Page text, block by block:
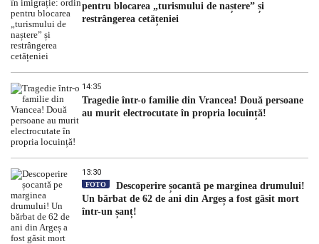
pentru blocarea „turismului de naștere” și
restrângerea cetățeniei
14:35
Tragedie într-o familie din Vrancea! Două persoane
au murit electrocutate în propria locuință!
13:30
FOTO
Descoperire șocantă pe marginea drumului!
Un bărbat de 62 de ani din Argeș a fost găsit mort
într-un șanț!